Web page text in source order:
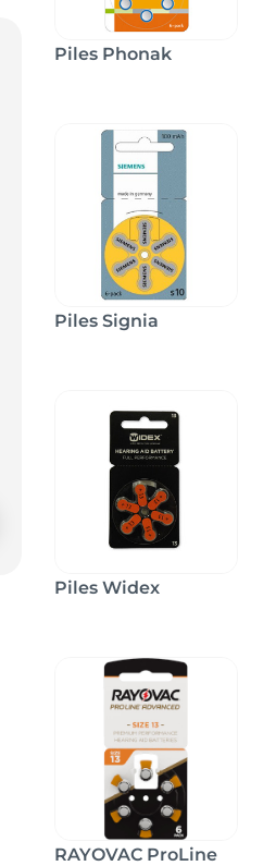
Piles Phonak
Piles Signia
Piles Widex
RAYOVAC ProLine